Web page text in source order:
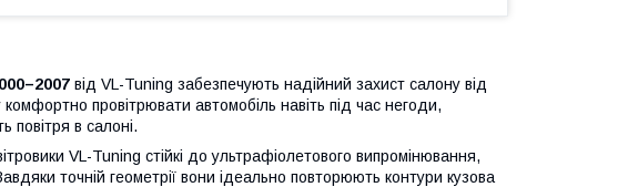
від VL-Tuning забезпечують надійний захист салону від
провітрювати автомобіль навіть під час негоди,
повітря в салоні.
VL-Tuning стійкі до ультрафіолетового випромінювання,
точній геометрії вони ідеально повторюють контури кузова